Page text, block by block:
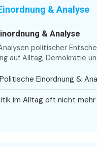
& Analyse
& Analyse
politischer
auf Alltag, Demokratie
Einordnung &
im Alltag oft nicht